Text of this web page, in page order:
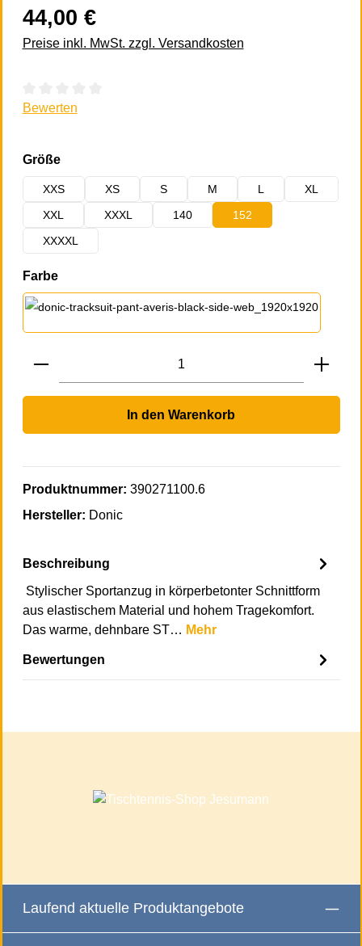
44,00 €
Preise inkl. MwSt. zzgl. Versandkosten
Durchschnittliche Bewertung von 0 von 5 Sternen
Bewerten
Größeauswählen
XXS XS S M L
XL
XXL
XXXL 140
152
XXXXL
Farbeauswählen
Produkt Anzahl: Gib den gewünschten
In den Warenkorb
Produktnummer: 390271100.6
Hersteller: Donic
Beschreibung
Stylischer Sportanzug in körperbetonter Schnittform
aus elastischem Material und hohem Tragekomfort.
Das warme, dehnbare ST… Mehr
Bewertungen
Laufend aktuelle Produktangebote